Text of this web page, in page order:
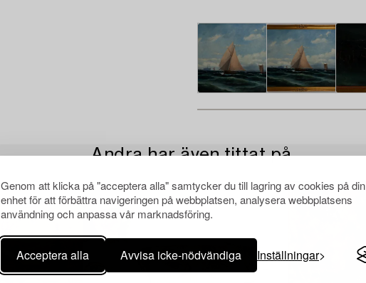
Genom att klicka på "acceptera alla" samtycker du till lagring av cookies på din
enhet för att förbättra navigeringen på webbplatsen, analysera webbplatsens
användning och anpassa vår marknadsföring.
Acceptera alla Avvisa icke-nödvändiga Inställningar
Andra har även tittat på